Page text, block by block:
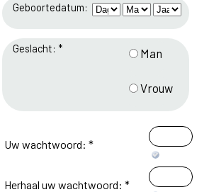
Geboortedatum:
Geslacht: * Man
Vrouw
Uw wachtwoord: *
Herhaal uw wachtwoord: *